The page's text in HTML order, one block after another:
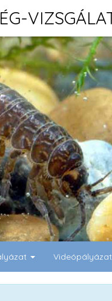
Videópályázat